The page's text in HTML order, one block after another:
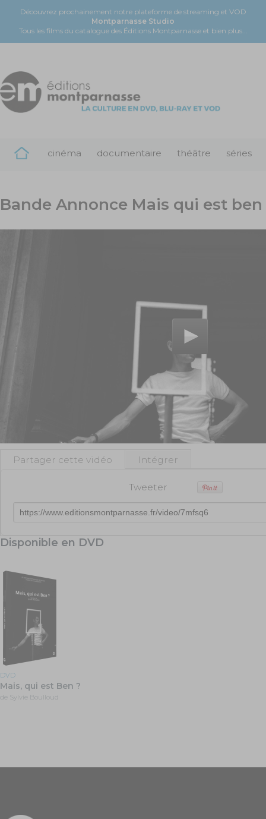
Découvrez prochainement notre plateforme de streaming et VOD
Montparnasse Studio
Tous les films du catalogue des Éditions Montparnasse et bien plus...
cinéma documentaire théâtre séries
Bande Annonce Mais qui est ben
Partager cette vidéo Intégrer
Tweeter
Disponible en DVD
DVD
Mais, qui est Ben ?
de Sylvie Boulloud